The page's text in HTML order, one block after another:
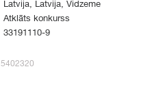
Latvija, Latvija, Vidzeme
Atklāts konkurss
33191110-9
5402320